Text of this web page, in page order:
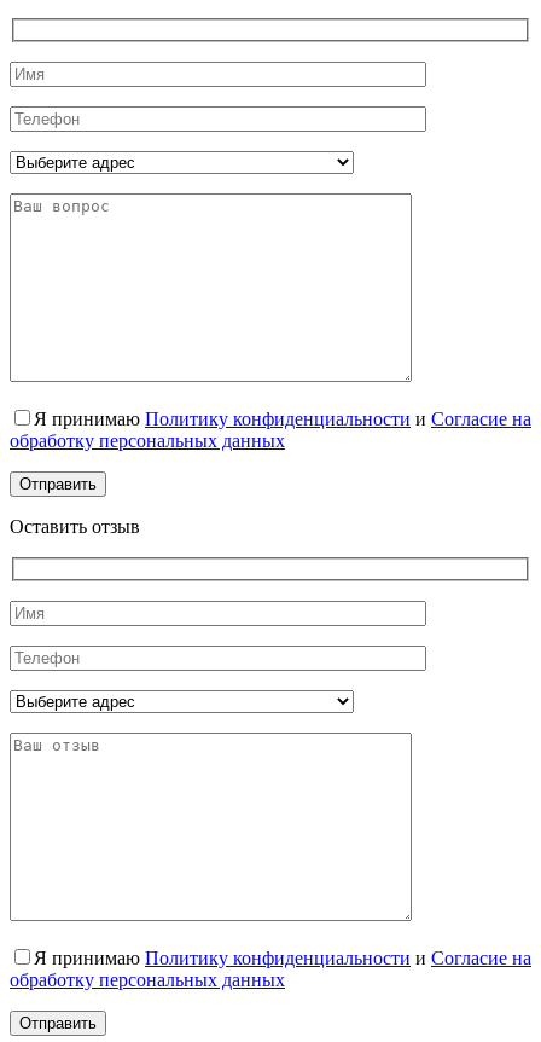
Я принимаю Политику конфиденциальности и Согласие на
обработку персональных данных
Оставить отзыв
Я принимаю Политику конфиденциальности и Согласие на
обработку персональных данных